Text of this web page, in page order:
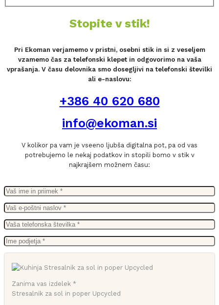
Stopite v stik!
Pri Ekoman verjamemo v pristni, osebni stik in si z veseljem
vzamemo čas za telefonski klepet in odgovorimo na vaša
vprašanja. V času delovnika smo dosegljivi na telefonski številki
ali e-naslovu:
+386 40 620 680
info@ekoman.si
V kolikor pa vam je vseeno ljubša digitalna pot, pa od vas
potrebujemo le nekaj podatkov in stopili bomo v stik v
najkrajšem možnem času:
Zanima vas izdelek *
Stresalnik za sol in poper Upcycled